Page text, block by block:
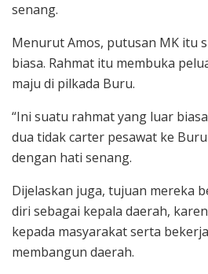
senang.
Menurut Amos, putusan MK itu
biasa. Rahmat itu membuka
maju di pilkada Buru.
“Ini suatu rahmat yang luar
dua tidak carter pesawat ke
dengan hati senang.
Dijelaskan juga, tujuan mereka
diri sebagai kepala daerah,
kepada masyarakat serta
membangun daerah.